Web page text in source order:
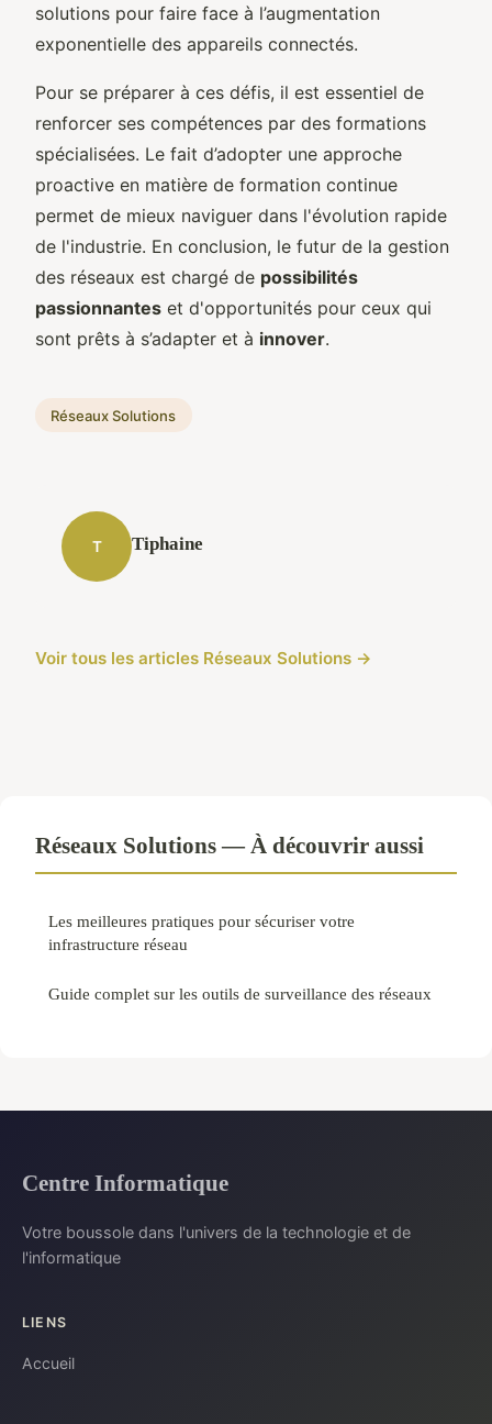
solutions pour faire face à l’augmentation
exponentielle des appareils connectés.
Pour se préparer à ces défis, il est essentiel de
renforcer ses compétences par des formations
spécialisées. Le fait d’adopter une approche
proactive en matière de formation continue
permet de mieux naviguer dans l'évolution rapide
de l'industrie. En conclusion, le futur de la gestion
des réseaux est chargé de possibilités
passionnantes et d'opportunités pour ceux qui
sont prêts à s’adapter et à innover.
Réseaux Solutions
T Tiphaine
Voir tous les articles Réseaux Solutions →
Réseaux Solutions — À découvrir aussi
Les meilleures pratiques pour sécuriser votre
infrastructure réseau
Guide complet sur les outils de surveillance des réseaux
Centre Informatique
Votre boussole dans l'univers de la technologie et de
l'informatique
LIENS
Accueil